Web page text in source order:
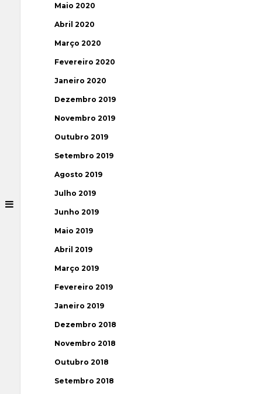
Maio 2020
Abril 2020
Março 2020
Fevereiro 2020
Janeiro 2020
Dezembro 2019
Novembro 2019
Outubro 2019
Setembro 2019
Agosto 2019
Julho 2019
Junho 2019
Maio 2019
Abril 2019
Março 2019
Fevereiro 2019
Janeiro 2019
Dezembro 2018
Novembro 2018
Outubro 2018
Setembro 2018